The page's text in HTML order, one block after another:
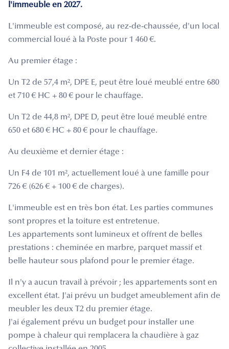
l'immeuble en 2027.
L'immeuble est composé, au rez-de-chaussée, d'un local
commercial loué à la Poste pour 1 460 €.
Au premier étage :
Un T2 de 57,4 m², DPE E, peut être loué meublé entre 680
et 710 € HC + 80 € pour le chauffage.
Un T2 de 44,8 m², DPE D, peut être loué meublé entre
650 et 680 € HC + 80 € pour le chauffage.
Au deuxième et dernier étage :
Un F4 de 101 m², actuellement loué à une famille pour
726 € (626 € + 100 € de charges).
L'immeuble est en très bon état. Les parties communes
sont propres et la toiture est entretenue.
Les appartements sont lumineux et offrent de belles
prestations : cheminée en marbre, parquet massif et
belle hauteur sous plafond pour le premier étage.
Il n'y a aucun travail à prévoir ; les appartements sont en
excellent état. J'ai prévu un budget ameublement afin de
meubler les deux T2 du premier étage.
J'ai également prévu un budget pour installer une
pompe à chaleur qui remplacera la chaudière à gaz